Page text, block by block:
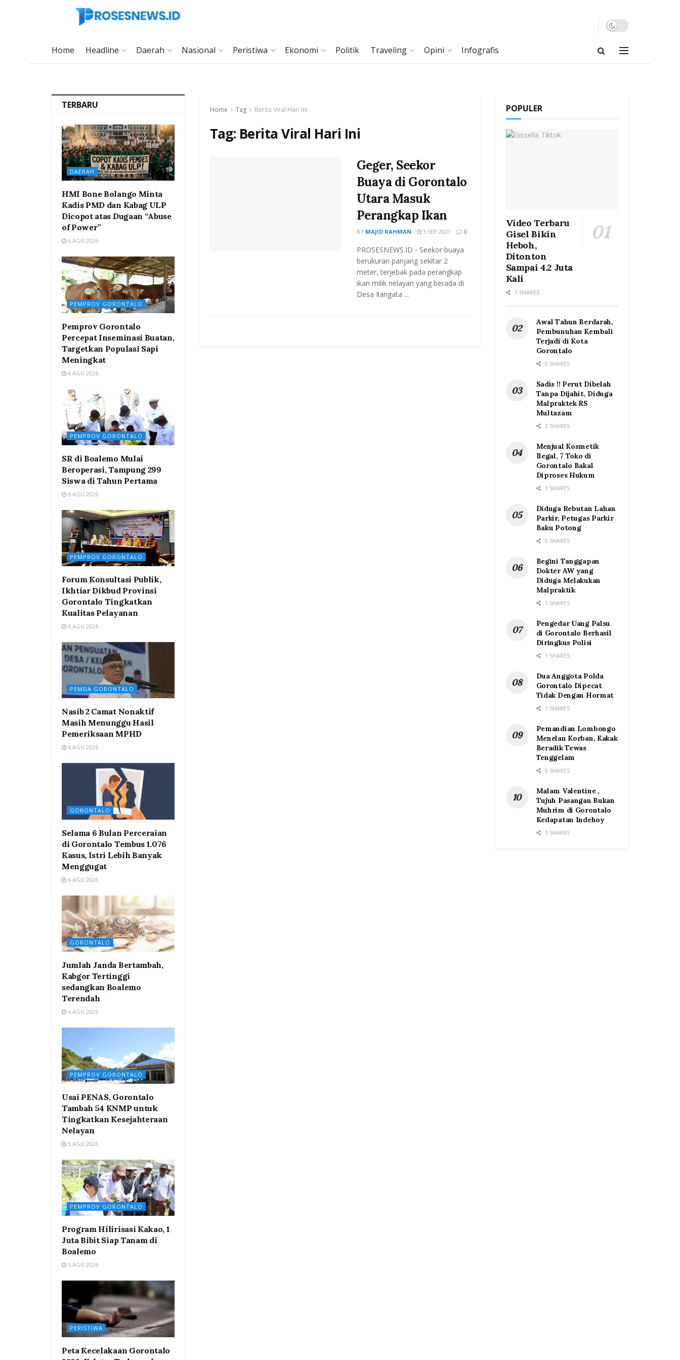
Home Headline Daerah Nasional Peristiwa Ekonomi Politik Traveling Opini Infografis
Home Tag Berita Viral Hari Ini
Tag: Berita Viral Hari Ini
Geger, Seekor
Buaya di Gorontalo
Utara Masuk
Perangkap Ikan
BY MAJID RAHMAN 3 SEP 2021 0
PROSESNEWS.ID - Seekor buaya
berukuran panjang sekitar 2
meter, terjebak pada perangkap
ikan milik nelayan yang berada di
Desa Ilangata ...
TERBARU
DAERAH
HMI Bone Bolango Minta
Kadis PMD dan Kabag ULP
Dicopot atas Dugaan “Abuse
of Power”
6 AGU 2026
PEMPROV GORONTALO
Pemprov Gorontalo
Percepat Inseminasi Buatan,
Targetkan Populasi Sapi
Meningkat
6 AGU 2026
PEMPROV GORONTALO
SR di Boalemo Mulai
Beroperasi, Tampung 299
Siswa di Tahun Pertama
6 AGU 2026
PEMPROV GORONTALO
Forum Konsultasi Publik,
Ikhtiar Dikbud Provinsi
Gorontalo Tingkatkan
Kualitas Pelayanan
6 AGU 2026
PEMDA GORONTALO
Nasib 2 Camat Nonaktif
Masih Menunggu Hasil
Pemeriksaan MPHD
6 AGU 2026
GORONTALO
Selama 6 Bulan Perceraian
di Gorontalo Tembus 1.076
Kasus, Istri Lebih Banyak
Menggugat
6 AGU 2026
GORONTALO
Jumlah Janda Bertambah,
Kabgor Tertinggi
sedangkan Boalemo
Terendah
6 AGU 2026
PEMPROV GORONTALO
Usai PENAS, Gorontalo
Tambah 54 KNMP untuk
Tingkatkan Kesejahteraan
Nelayan
5 AGU 2026
PEMPROV GORONTALO
Program Hilirisasi Kakao, 1
Juta Bibit Siap Tanam di
Boalemo
5 AGU 2026
PERISTIWA
Peta Kecelakaan Gorontalo
POPULER
Video Terbaru
Gisel Bikin
Heboh,
Ditonton
Sampai 4.2 Juta
Kali
1 SHARES
Awal Tahun Berdarah,
Pembunuhan Kembali
Terjadi di Kota
Gorontalo
0 SHARES
Sadis !! Perut Dibelah
Tanpa Dijahit, Diduga
Malpraktek RS
Multazam
2 SHARES
Menjual Kosmetik
Ilegal, 7 Toko di
Gorontalo Bakal
Diproses Hukum
1 SHARES
Diduga Rebutan Lahan
Parkir, Petugas Parkir
Baku Potong
0 SHARES
Begini Tanggapan
Dokter AW yang
Diduga Melakukan
Malpraktik
1 SHARES
Pengedar Uang Palsu
di Gorontalo Berhasil
Diringkus Polisi
1 SHARES
Dua Anggota Polda
Gorontalo Dipecat
Tidak Dengan Hormat
1 SHARES
Pemandian Lombongo
Menelan Korban, Kakak
Beradik Tewas
Tenggelam
0 SHARES
Malam Valentine ,
Tujuh Pasangan Bukan
Muhrim di Gorontalo
Kedapatan Indehoy
1 SHARES